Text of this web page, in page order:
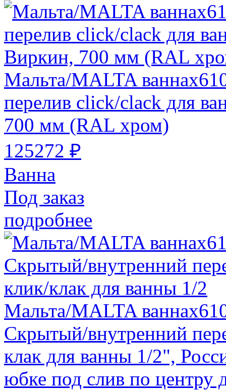
Мальта/MALTA
перелив click/clack для
700 мм (RAL хром)
125272 ₽
Ванна
Под заказ
подробнее
Мальта/MALTA
Скрытый/внутренний
клак для ванны 1/2",
юбке под слив по центру